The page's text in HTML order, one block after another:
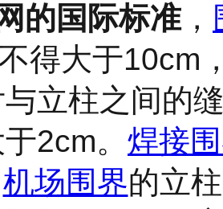
的国际标准，
得大于10cm
与立柱之间的
2cm。 焊接
机场围界的立